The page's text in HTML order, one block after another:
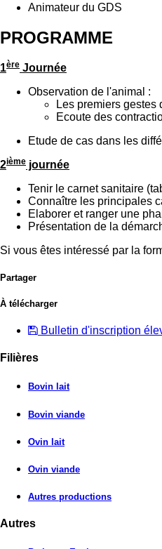
Animateur du GDS
PROGRAMME
1ère Journée
Observation de l'animal :
Les premiers
Ecoute des
Etude de cas dans les
2ième journée
Tenir le carnet sanitaire
Connaître les principales
Elaborer et ranger une
Présentation de la
Si vous êtes intéressé par la
Partager
À télécharger
Bulletin d'inscription
Filières
Bovin lait
Bovin viande
Ovin lait
Ovin viande
Autres productions
Autres